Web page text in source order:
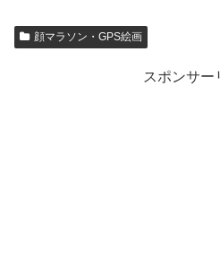
顔マラソン・GPS絵画
スポンサー